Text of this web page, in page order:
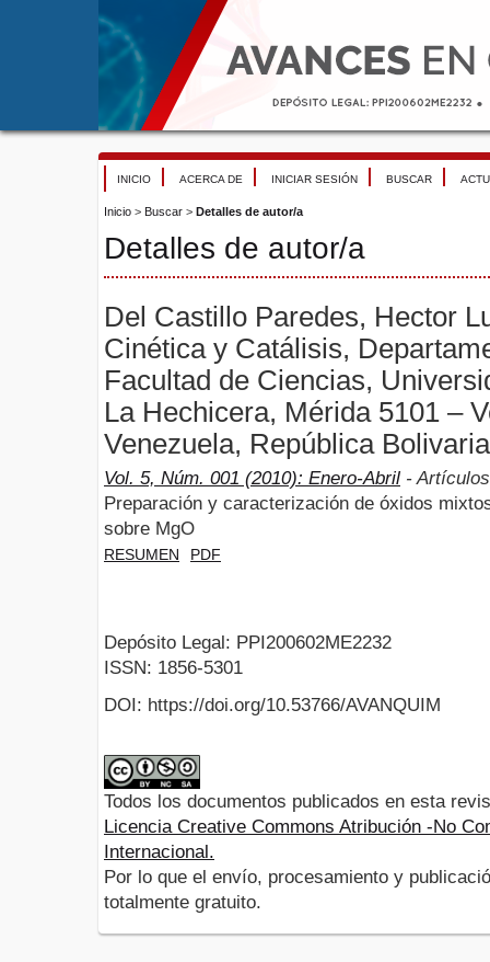
INICIO ACERCA DE INICIAR SESIÓN BUSCAR
Inicio > Buscar > Detalles de autor/a
Detalles de autor/a
Del Castillo Paredes, Hector
Cinética y Catálisis,
Facultad de Ciencias,
La Hechicera, Mérida 5101 –
Venezuela, República
Vol. 5, Núm. 001 (2010): Enero-Abril -
Preparación y caracterización de óxidos
sobre MgO
RESUMEN PDF
Depósito Legal: PPI200602ME2232
ISSN: 1856-5301
DOI: https://doi.org/10.53766/AVANQUIM
Todos los documentos publicados en esta
Licencia Creative Commons Atribución -No
Internacional.
Por lo que el envío, procesamiento y
totalmente gratuito.